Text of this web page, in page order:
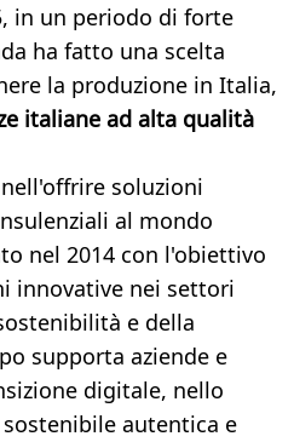
in un periodo di forte
ha fatto una scelta
la produzione in Italia,
italiane ad alta qualità
soluzioni
al mondo
nel 2014 con l'obiettivo
innovative nei settori
e della
supporta aziende e
digitale, nello
autentica e